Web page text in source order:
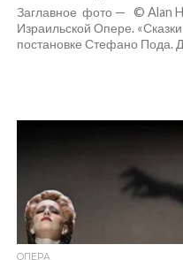
Заглавное фото — © Alan
Израильской Опере.
постановке Стефано Пода.
ОПЕРА